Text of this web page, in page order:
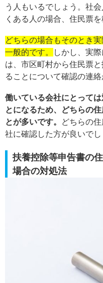
う人もいるでしょう。社
くある人の場合、住民票
どちらの場合もそのとき
一般的です。
しかし、実
は、市区町村から住民票
ることについて確認の連
働いている会社にとって
とになるため、どちらの
とが多いです。
どちらの
社に確認した方が良いでし
扶養控除等申告書の
場合の対処法